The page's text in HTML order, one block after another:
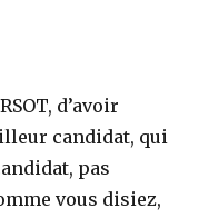
d’avoir
candidat, qui
pas
vous disiez,